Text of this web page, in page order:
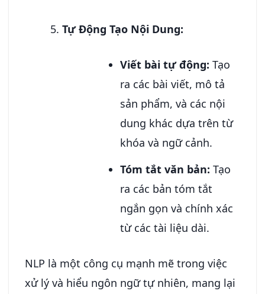
Tự Động Tạo Nội Dung:
Viết bài tự động: Tạo
ra các bài viết, mô tả
sản phẩm, và các nội
dung khác dựa trên từ
khóa và ngữ cảnh.
Tóm tắt văn bản: Tạo
ra các bản tóm tắt
ngắn gọn và chính xác
từ các tài liệu dài.
NLP là một công cụ mạnh mẽ trong việc
xử lý và hiểu ngôn ngữ tự nhiên, mang lại